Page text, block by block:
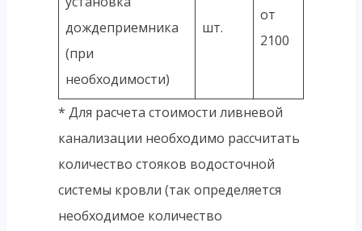
дождеприемника
(при
необходимости)
шт.
от
2100
* Для расчета стоимости ливневой
канализации необходимо рассчитать
количество стояков водосточной
системы кровли (так определяется
необходимое количество